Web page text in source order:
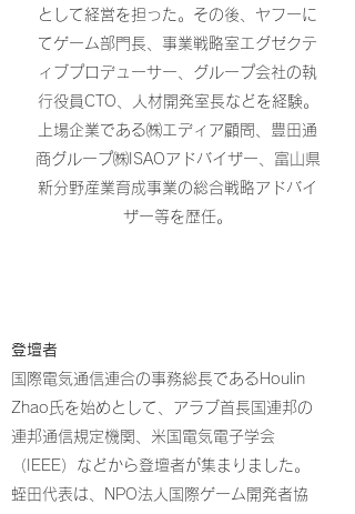
として経営を担った。その後、ヤフーに
てゲーム部門長、事業戦略室エグゼクテ
ィブプロデューサー、グループ会社の執
行役員CTO、人材開発室長などを経験。
上場企業である㈱エディア顧問、豊田通
商グループ㈱ISAOアドバイザー、富山県
新分野産業育成事業の総合戦略アドバイ
ザー等を歴任。
登壇者
国際電気通信連合の事務総長であるHoulin
Zhao氏を始めとして、アラブ首長国連邦の
連邦通信規定機関、米国電気電子学会
（IEEE）などから登壇者が集まりました。
蛭田代表は、NPO法人国際ゲーム開発者協